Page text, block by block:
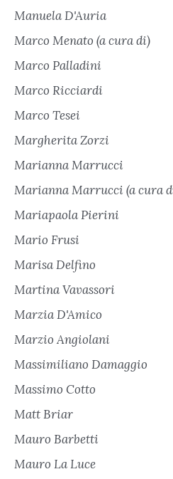
Manuela D'Auria
Marco Menato (a cura di)
Marco Palladini
Marco Ricciardi
Marco Tesei
Margherita Zorzi
Marianna Marrucci
Marianna Marrucci (a cura
Mariapaola Pierini
Mario Frusi
Marisa Delfino
Martina Vavassori
Marzia D'Amico
Marzio Angiolani
Massimiliano Damaggio
Massimo Cotto
Matt Briar
Mauro Barbetti
Mauro La Luce